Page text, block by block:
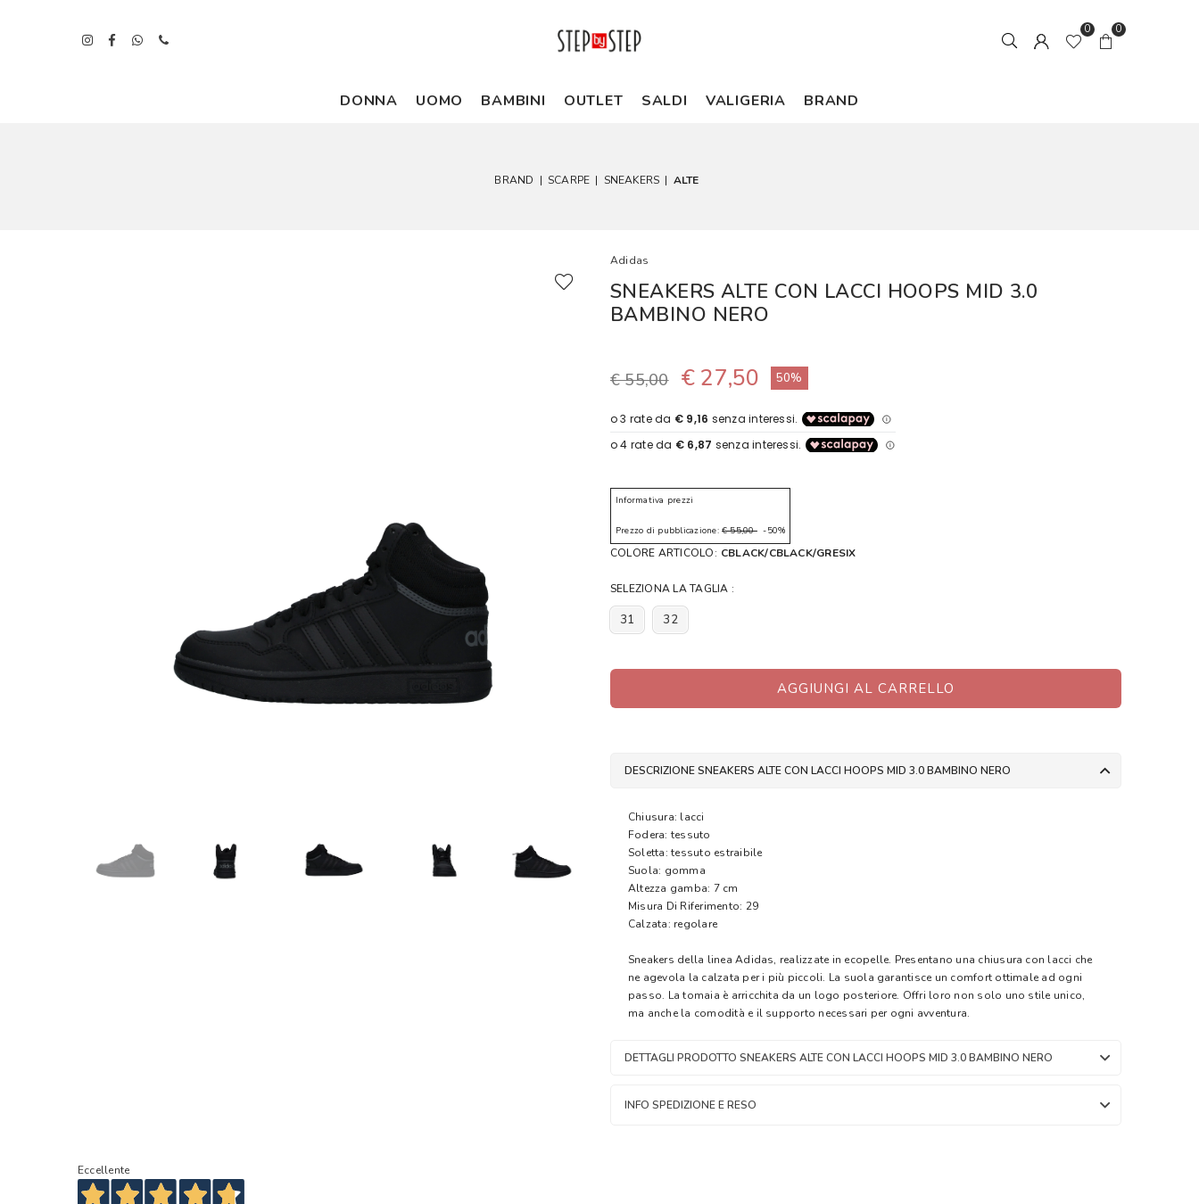
0 0
DONNA UOMO BAMBINI OUTLET SALDI VALIGERIA BRAND
BRAND | SCARPE | SNEAKERS | ALTE
Adidas
SNEAKERS ALTE CON LACCI HOOPS MID 3.0
BAMBINO NERO
€ 55,00 € 27,50 50%
Informativa prezzi
Prezzo di pubblicazione: € 55,00-50%
COLORE ARTICOLO: CBLACK/CBLACK/GRESIX
SELEZIONA LA TAGLIA :
31 32
AGGIUNGI AL CARRELLO
DESCRIZIONE SNEAKERS ALTE CON LACCI HOOPS MID 3.0 BAMBINO NERO
Chiusura: lacci
Fodera: tessuto
Soletta: tessuto estraibile
Suola: gomma
Altezza gamba: 7 cm
Misura Di Riferimento: 29
Calzata: regolare
Sneakers della linea Adidas, realizzate in ecopelle. Presentano una chiusura con lacci che
ne agevola la calzata per i più piccoli. La suola garantisce un comfort ottimale ad ogni
passo. La tomaia è arricchita da un logo posteriore. Offri loro non solo uno stile unico,
ma anche la comodità e il supporto necessari per ogni avventura.
DETTAGLI PRODOTTO SNEAKERS ALTE CON LACCI HOOPS MID 3.0 BAMBINO NERO
INFO SPEDIZIONE E RESO
Eccellente